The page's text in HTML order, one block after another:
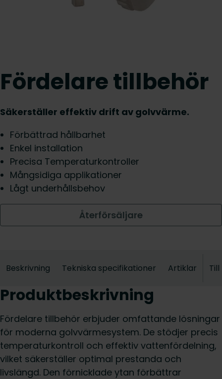
Fördelare tillbehör
Säkerställer effektiv drift av golvvärme.
Förbättrad hållbarhet
Enkel installation
Precisa Temperaturkontroller
Mångsidiga applikationer
Lågt underhållsbehov
Återförsäljare
Beskrivning Tekniska specifikationer Artiklar
Produktbeskrivning
Fördelare tillbehör erbjuder omfattande lösningar
för moderna golvvärmesystem. De stödjer precis
temperaturkontroll och effektiv vattenfördelning,
vilket säkerställer optimal prestanda och
livslängd. Den förnicklade ytan förbättrar